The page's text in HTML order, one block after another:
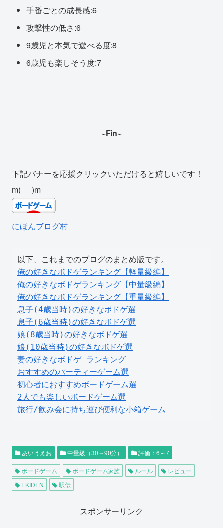
手番ごとの成長感:6
攻撃性の低さ:6
9歳児と本気で遊べる度:8
6歳児も楽しそう度:7
~Fin~
下記バナーを応援クリックいただけると嬉しいです！
m(_ _)m
にほんブログ村
俺の好きなボドゲランキング【軽量級編】
俺の好きなボドゲランキング【中量級編】
俺の好きなボドゲランキング【重量級編】
息子(4歳当時)の好きなボドゲ選
息子(6歳当時)の好きなボドゲ選
娘(8歳当時)の好きなボドゲ選
娘(10歳当時)の好きなボドゲ選
妻の好きなボドゲ ランキング
おすすめのパーティーゲーム選
初心者におすすめボードゲーム選
2人でも楽しいボードゲーム選
旅行/飲み会に持ち運び便利な小箱ゲーム
あいうえお 中量級（30～90分） 評価：6～7
ボードゲーム ボードゲーム家族 ルール
レビュー
EKIDEN
駅伝
スポンサーリンク